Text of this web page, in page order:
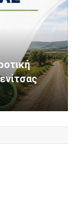
Ενάντια Στις
Ενοχλούν